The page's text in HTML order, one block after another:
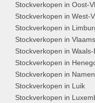
Stockverkopen in Oost-
Stockverkopen in West-
Stockverkopen in
Stockverkopen in
Stockverkopen in
Stockverkopen in
Stockverkopen in Namen
Stockverkopen in Luik
Stockverkopen in